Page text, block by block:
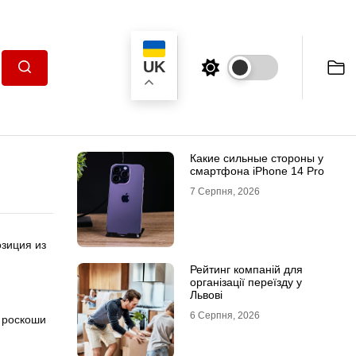
UK
из
Какие сильные стороны у
смартфона iPhone 14 Pro
7 Серпня, 2026
Рейтинг компаній для
організації переїзду у
Львові
6 Серпня, 2026